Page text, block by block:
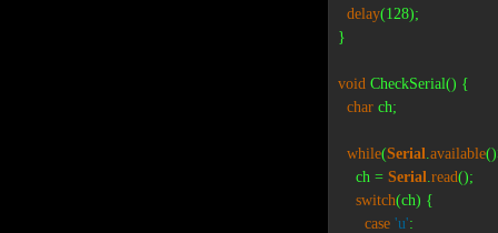
delay(128);
}
void CheckSerial() {
char ch;
while(Serial available
ch = Serial read();
switch(ch) {
case 'u':